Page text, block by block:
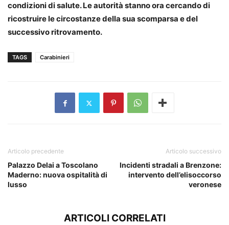
condizioni di salute. Le autorità stanno ora cercando di
ricostruire le circostanze della sua scomparsa e del
successivo ritrovamento.
TAGS Carabinieri
Articolo precedente
Palazzo Delai a Toscolano
Maderno: nuova ospitalità di
lusso
Articolo successivo
Incidenti stradali a Brenzone:
intervento dell’elisoccorso
veronese
ARTICOLI CORRELATI